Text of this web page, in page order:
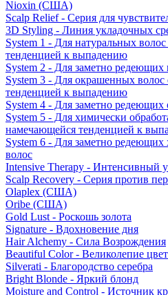
Nioxin (США)
Scalp Relief - Серия для
3D Styling - Линия укладочных
System 1 - Для натуральных
тенденцией к выпадению
System 2 - Для заметно редеющих
System 3 - Для окрашенных
тенденцией к выпадению
System 4 - Для заметно
System 5 - Для химически
намечающейся тенденцией к
System 6 - Для заметно
волос
Intensive Therapy - Интенсивный
Scalp Recovery - Серия против
Olaplex (США)
Oribe (США)
Gold Lust - Роскошь золота
Signature - Вдохновение дня
Hair Alchemy - Сила Возрождения
Beautiful Color - Великолепие
Silverati - Благородство серебра
Bright Blonde - Яркий блонд
Moisture and Control - Источник